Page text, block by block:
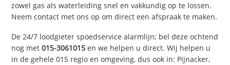
zowel gas als waterleiding snel en vakkundig op te lossen.
Neem contact met ons op om direct een afspraak te maken.
De 24/7 loodgieter spoedservice alarmlijn; bel deze ochtend
nog met015-3061015 en we helpen u direct. Wij helpen u
in de gehele 015 regio en omgeving, dus ook in: Pijnacker,